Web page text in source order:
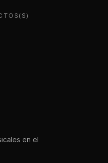
en el